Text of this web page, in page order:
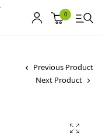
0
Previous Product
Next Product